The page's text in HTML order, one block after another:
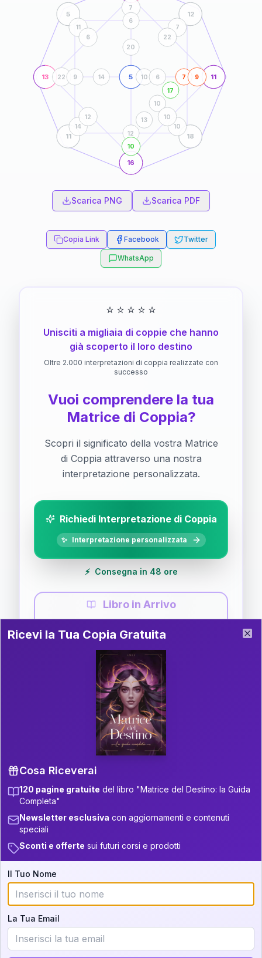
13 11
16
5
5 12
11 18
12
13
10
17
7
22
7
9
10
9
6
10 6
14
20
11
6
7
22
14
12
10
10
Scarica PNG Scarica PDF
Copia Link Facebook Twitter
WhatsApp
⭐ ⭐ ⭐ ⭐ ⭐
Unisciti a migliaia di coppie che hanno
già scoperto il loro destino
Oltre 2.000 interpretazioni di coppia realizzate con
successo
Vuoi comprendere la tua
Matrice di Coppia?
Scopri il significato della vostra Matrice
di Coppia attraverso una nostra
interpretazione personalizzata.
Richiedi Interpretazione di Coppia
✨ Interpretazione personalizzata
⚡ Consegna in 48 ore
Libro in Arrivo
Guida completa di Coppia
Il libro è in fase di scrittura. Iscriviti alla newsletter
per ricevere aggiornamenti!
P.S. Interpretazione parziale
gratuita
Scorri più in basso per vedere
un'interpretazione parziale gratuita della tua
Iscriviti alla newsletter per ricevere
aggiornamenti quando sarà disponibile.
Cosa scoprirete nella vostra
interpretazione:
💕 Come rafforzare la vostra unione
Ricevi la Tua Copia Gratuita del Libro
Ricevi la Tua Copia Gratuita
Cosa Riceverai
120 pagine gratuite del libro "Matrice del Destino: la Guida
Completa"
Newsletter esclusiva con aggiornamenti e contenuti
speciali
Sconti e offerte sui futuri corsi e prodotti
Il Tuo Nome
La Tua Email